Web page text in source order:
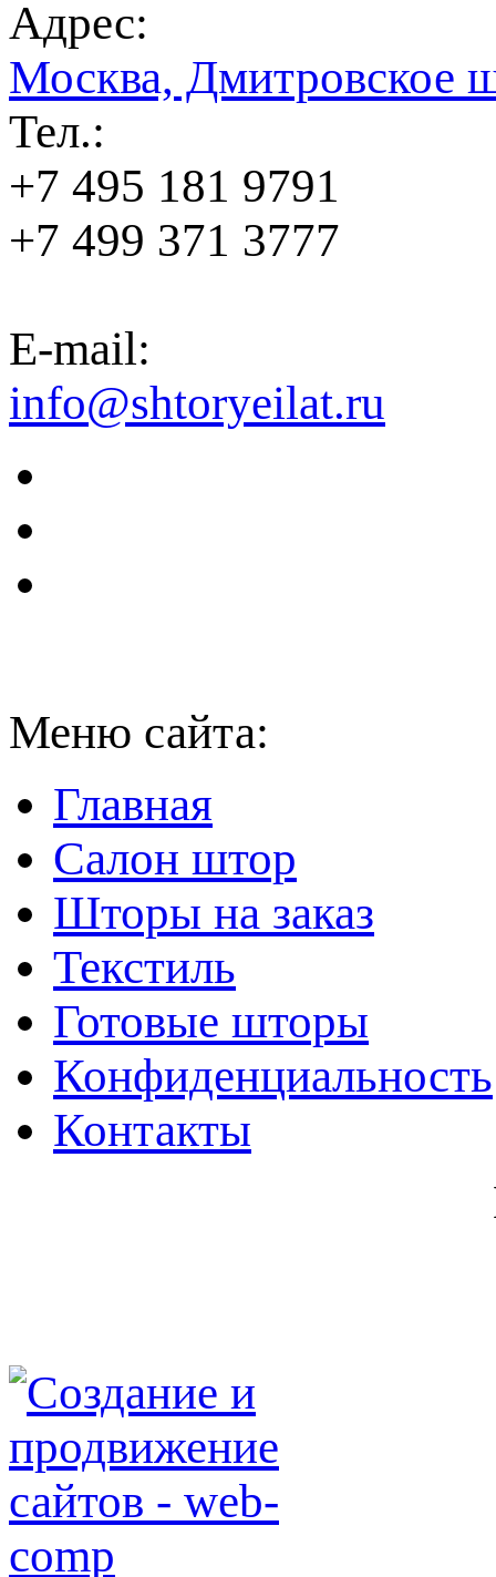
Адрес:
Москва, Дмитровское
Тел.:
+7 495 181 9791
+7 499 371 3777
E-mail:
info@shtoryeilat.ru
Меню сайта:
Главная
Салон штор
Шторы на заказ
Текстиль
Готовые шторы
Конфиденциальность
Контакты